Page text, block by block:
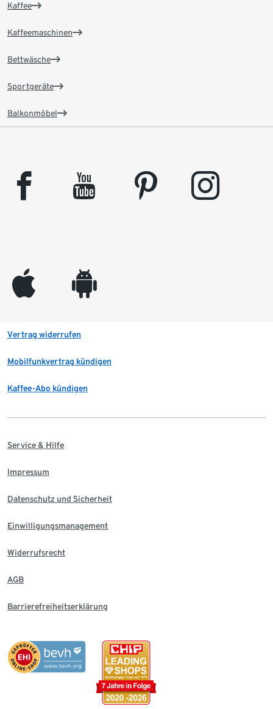
Kaffee
Kaffeemaschinen
Bettwäsche
Sportgeräte
Balkonmöbel
facebook youtube pinterest instagram
appleinc android
Vertrag widerrufen
Mobilfunkvertrag kündigen
Kaffee-Abo kündigen
Service & Hilfe
Impressum
Datenschutz und Sicherheit
Einwilligungsmanagement
Widerrufsrecht
AGB
Barrierefreiheitserklärung